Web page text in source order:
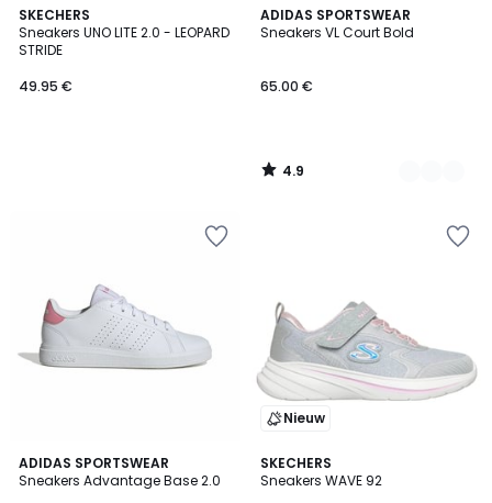
SKECHERS
Sneakers UNO LITE 2.0 - LEOPARD
STRIDE
49.95 €
ADIDAS SPORTSWEAR
Sneakers VL Court Bold
65.00 €
4.9
/ 5
2
Kleuren
4.9
/
ADIDAS SPORTSWEAR
Sneakers Advantage Base 2.0
4.7
/ 5
Nieuw
SKECHERS
Sneakers WAVE 92